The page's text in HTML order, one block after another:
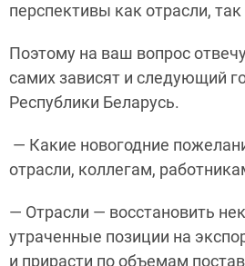
перспективы как отрасли,
Поэтому на ваш вопрос
самих зависят и следующий
Республики Беларусь.
— Какие новогодние
отрасли, коллегам,
— Отрасли — восстановить
утраченные позиции на
и прирасти по объемам